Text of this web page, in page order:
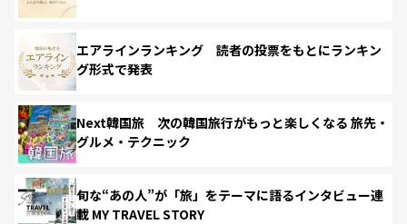
エアラインランキング 読者の投票をもとにランキン
グ形式で発表
Next韓国旅 次の韓国旅行がもっと楽しくなる 旅先・
グルメ・テクニック
旬な“あの人”が「旅」をテーマに語るインタビュー連
載 MY TRAVEL STORY